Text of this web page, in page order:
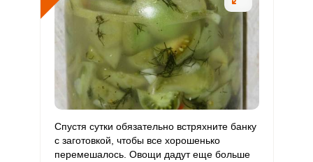
43.2 мкг 4000 мкг 0.1
50 мкг 3.9
4.9 мг 12 мг 13.7
Бор 90 мкг 1200 мкг 0.4 2.5
Ванадий 0 20 мкг 0
Спустя сутки обязательно встряхните банку
с заготовкой, чтобы все хорошенько
перемешалось. Овощи дадут еще больше